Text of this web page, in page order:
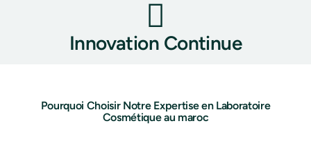
Innovation Continue
Pourquoi Choisir Notre Expertise en Laboratoire
Cosmétique au maroc